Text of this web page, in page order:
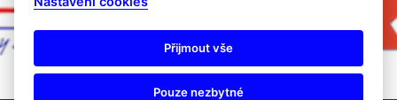
Přijmout vše
Pouze nezbytné